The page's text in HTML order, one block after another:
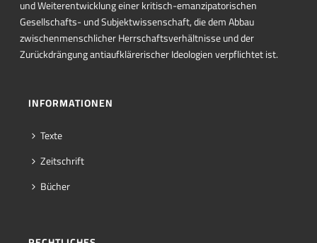
und Weiterentwicklung einer kritisch-emanzipatorischen
Gesellschafts- und Subjektwissenschaft, die dem Abbau
zwischenmenschlicher Herrschaftsverhältnisse und der
Zurückdrängung antiaufklärerischer Ideologien verpflichtet ist.
INFORMATIONEN
Texte
Zeitschrift
Bücher